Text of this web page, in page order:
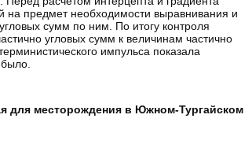
на предмет необходимости выравнивания и
сумм по ним. По итогу контроля
угловых сумм к величинам частично
импульса показала
для месторождения в Южном-Тургайском